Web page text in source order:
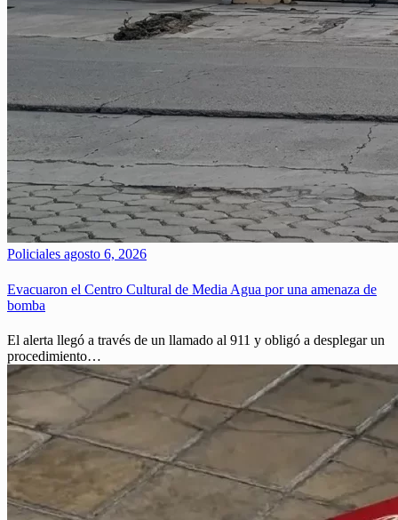
Policiales agosto 6, 2026
Evacuaron el Centro Cultural de Media Agua por una amenaza de
bomba
El alerta llegó a través de un llamado al 911 y obligó a desplegar un
procedimiento…